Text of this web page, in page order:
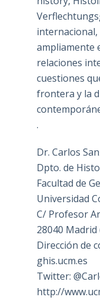
ampliamente
relaciones
cuestiones
frontera y la
.
Dr. Carlos
Dpto. de
Facultad de
Universidad
C/ Profesor
28040 Madrid
Dirección de
ghis.ucm.es
Twitter:
http://